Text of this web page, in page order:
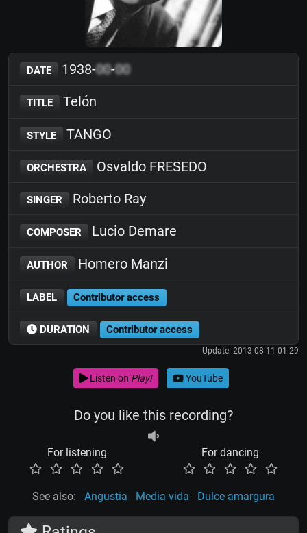
DATE 1938-00-00
TITLE Telón
STYLE TANGO
ORCHESTRA Osvaldo FRESEDO
SINGER Roberto Ray
COMPOSER Lucio Demare
AUTHOR Homero Manzi
LABEL Contributor access
DURATION Contributor access
Update: 2013-08-11 01:29
Listen on Play! YouTube
Do you like this recording?
For listening For dancing
See also: Angustia Media vida Dulce amargura